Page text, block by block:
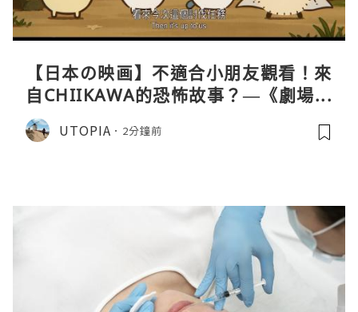
【日本の映画】不適合小朋友觀看！來
自CHIIKAWA的恐怖故事？—《劇場版
CHIIKAWA 人魚島的秘密》
UTOPIA 2分鐘前